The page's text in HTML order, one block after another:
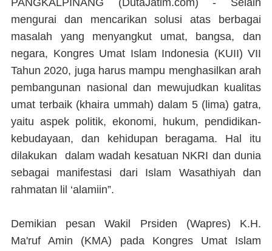
PANGKALPINANG (DutaJatim.com) - Selain
mengurai dan mencarikan solusi atas berbagai
masalah yang menyangkut umat, bangsa, dan
negara, Kongres Umat Islam Indonesia (KUII) VII
Tahun 2020, juga harus mampu menghasilkan arah
pembangunan nasional dan mewujudkan kualitas
umat terbaik (khaira ummah) dalam 5 (lima) gatra,
yaitu aspek politik, ekonomi, hukum, pendidikan-
kebudayaan, dan kehidupan beragama. Hal itu
dilakukan dalam wadah kesatuan NKRI dan dunia
sebagai manifestasi dari Islam Wasathiyah dan
rahmatan lil ‘alamiin”.
Demikian pesan Wakil Prsiden (Wapres) K.H.
Ma'ruf Amin (KMA) pada Kongres Umat Islam